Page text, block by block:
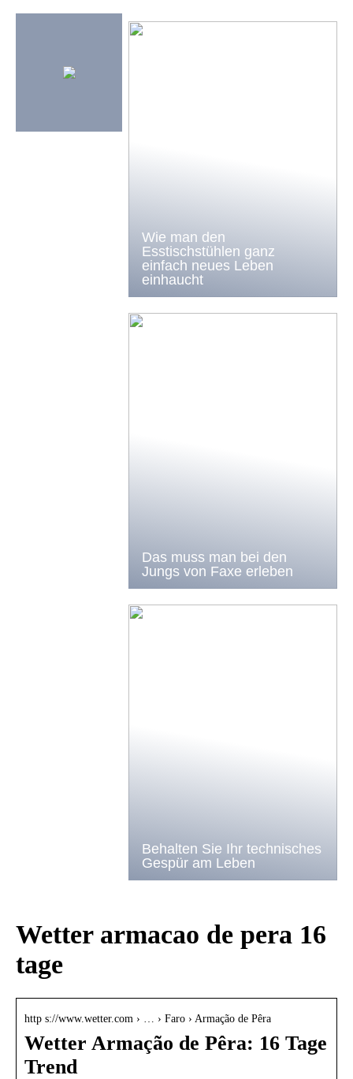
Wie man den
Esstischstühlen ganz
einfach neues Leben
einhaucht
Das muss man bei den
Jungs von Faxe erleben
Behalten Sie Ihr technisches
Gespür am Leben
Wetter armacao de pera 16
tage
http s://www.wetter.com › … › Faro › Armação de Pêra
Wetter Armação de Pêra: 16 Tage
Trend